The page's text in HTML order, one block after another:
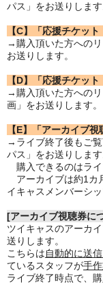
パス」をお送りします
【C】「応援チケッ
→購入頂いた方への
お送りします。
【D】「応援チケット
→購入頂いた方への
画」をお送りします。
【E】「アーカイブ視
→ライブ終了後もご
パス」をお送りします
購入できるのはライ
アーカイブは約1カ
イキャスメンバーシ
[アーカイブ視聴券に
ツイキャスのアーカ
送りします。
こちらは自動的に送
ているスタッフが手
ライブ終了時点で、